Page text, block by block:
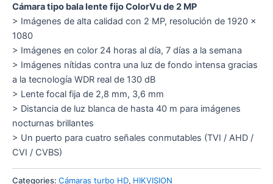
Cámara tipo bala lente fijo ColorVu de 2 MP
> Imágenes de alta calidad con 2 MP, resolución de 1920 ×
1080
> Imágenes en color 24 horas al día, 7 días a la semana
> Imágenes nítidas contra una luz de fondo intensa gracias
a la tecnología WDR real de 130 dB
> Lente focal fija de 2,8 mm, 3,6 mm
> Distancia de luz blanca de hasta 40 m para imágenes
nocturnas brillantes
> Un puerto para cuatro señales conmutables (TVI / AHD /
CVI / CVBS)
Categories: Cámaras turbo HD, HIKVISION